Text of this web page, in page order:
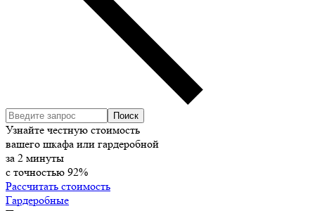
Узнайте честную стоимость
вашего шкафа или гардеробной
за 2 минуты
с точностью 92%
Рассчитать стоимость
Гардеробные